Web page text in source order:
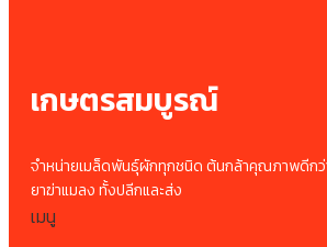
เกษตรสมบูรณ์
จำหน่ายเมล็ดพันธุ์ผักทุกชนิด ต้นกล้าคุณภาพดีกว่
ยาฆ่าแมลง ทั้งปลีกและส่ง
เมนู